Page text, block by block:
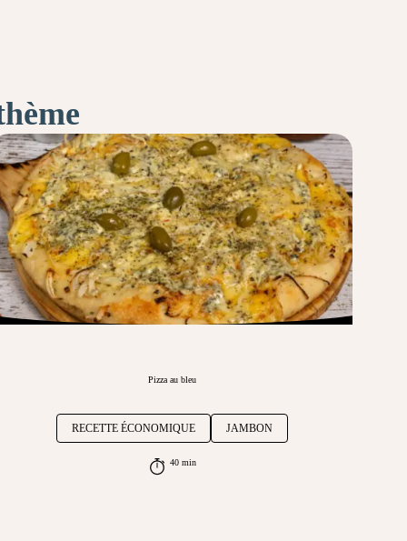
Pizza au bleu
RECETTE ÉCONOMIQUE JAMBON
40 min